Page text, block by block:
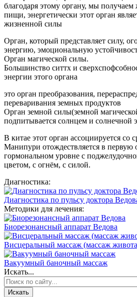
благодаря этому органу, мы
пищи, энергетически этот орган
жизненной силы
Орган, который представляет силу,
энергию, эмоциональную
Орган магической силы.
Большинство ситтх и
энергии этого органа
это орган преобразования,
переваривания земных продуктов
Орган земной силы(земной
подпитывается солнцем и солнечной
В китае этот орган ассоциируется со
Манипури отождествляется в первую
гормональном уровне с
цветом, с огнём, с силой.
Диагностика:
Диагностика по пульсу доктора
Методики для лечения:
Биорезонансный аппарат Ведова
Висцеральный массаж (массаж
Вакуумный баночный массаж
Искать...
Искать